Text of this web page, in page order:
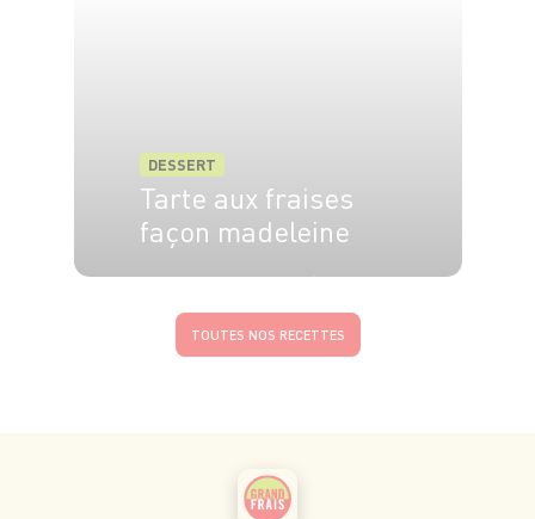
DESSERT
Tarte aux fraises
façon madeleine
TOUTES NOS RECETTES